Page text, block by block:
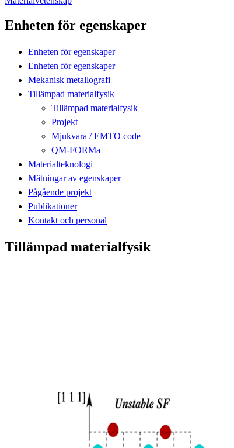
Enheten för egenskaper
Enheten för egenskaper
Enheten för egenskaper
Mekanisk metallografi
Tillämpad materialfysik
Tillämpad materialfysik
Projekt
Mjukvara / EMTO code
QM-FORMa
Materialteknologi
Mätningar av egenskaper
Pågående projekt
Publikationer
Kontakt och personal
Tillämpad materialfysik